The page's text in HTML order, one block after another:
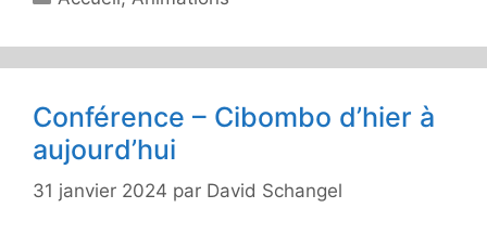
Conférence – Cibombo d’hier à
aujourd’hui
31 janvier 2024 par David Schangel